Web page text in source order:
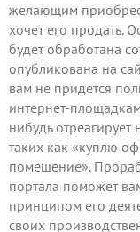
желающим
хочет его продать.
будет обработана
опубликована на
вам не придется
интернет-
нибудь
таких как «куплю
помещение».
портала поможет
принципом его
своих